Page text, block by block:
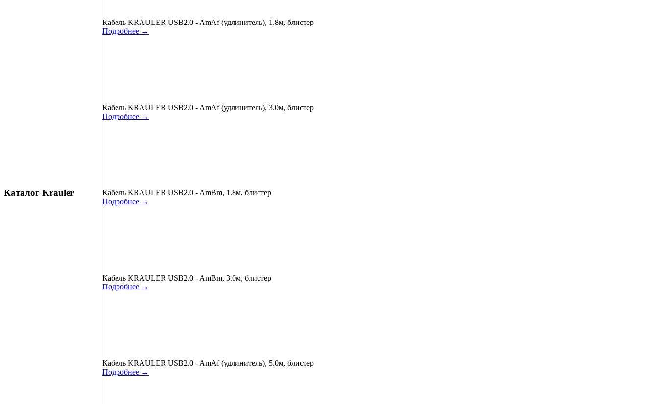
Каталог Krauler
Кабель KRAULER USB2.0 - AmAf (удлинитель), 1.8м, блистер
Подробнее →
Кабель KRAULER USB2.0 - AmAf (удлинитель), 3.0м, блистер
Подробнее →
Кабель KRAULER USB2.0 - AmBm, 1.8м, блистер
Подробнее →
Кабель KRAULER USB2.0 - AmBm, 3.0м, блистер
Подробнее →
Кабель KRAULER USB2.0 - AmAf (удлинитель), 5.0м, блистер
Подробнее →